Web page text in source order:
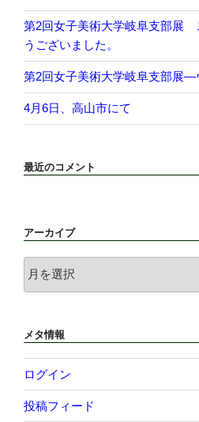
第2回女子美術大学岐阜支部展
うございました。
第2回女子美術大学岐阜支部展
4月6日、高山市にて
最近のコメント
アーカイブ
ー
ブ
メタ情報
ログイン
投稿フィード